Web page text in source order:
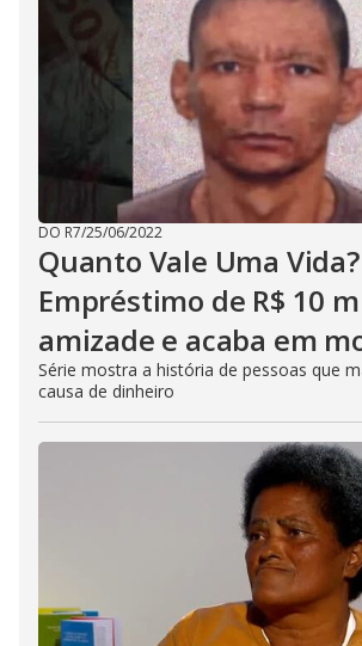
DO R7/25/06/2022
Quanto Vale Uma Vida?
Empréstimo de R$ 10
amizade e acaba em
Série mostra a história de pessoas que
causa de dinheiro